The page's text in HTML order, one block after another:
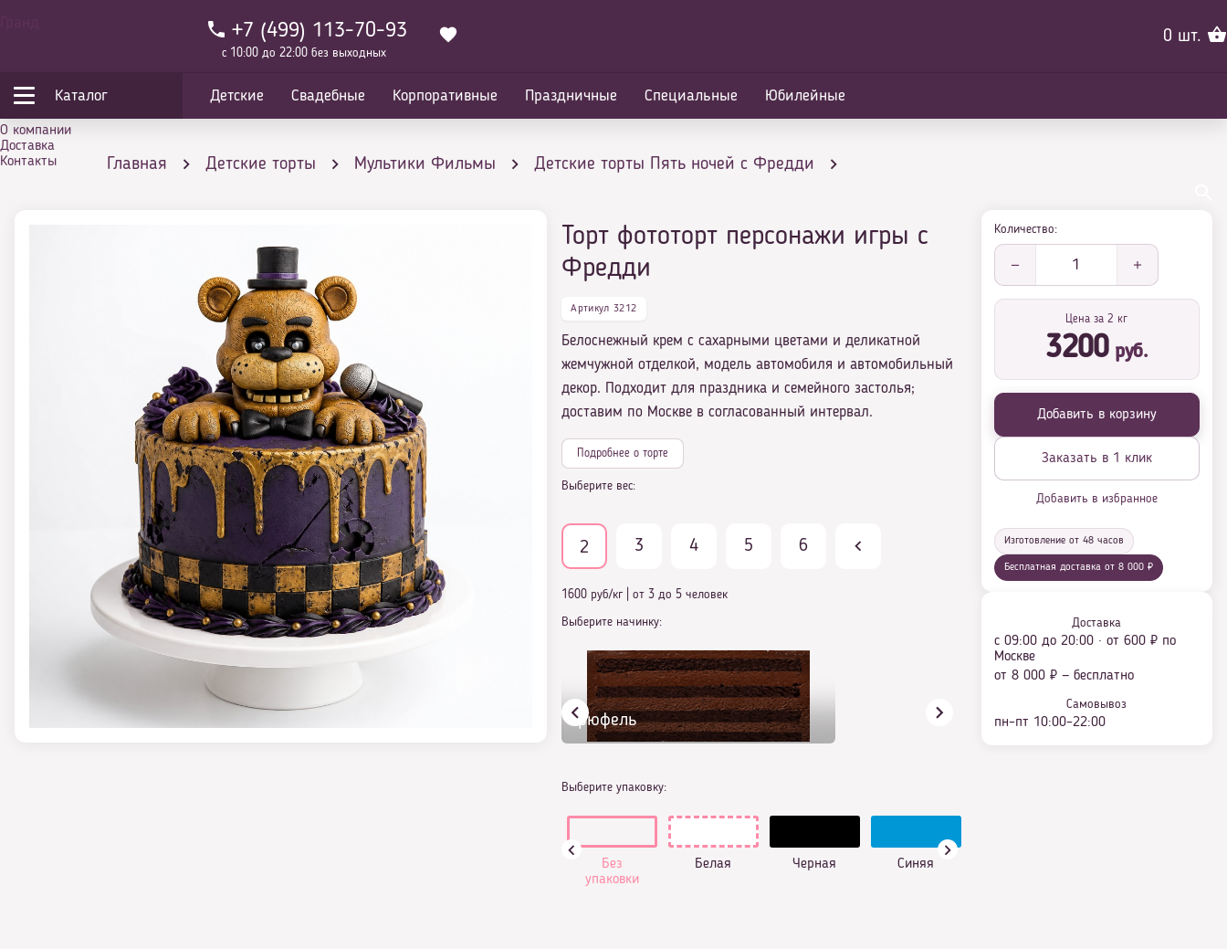
+7 (499) 113-70-93
с 10:00 до 22:00 без выходных
0 шт.
Каталог Детские Свадебные Корпоративные Праздничные Специальные Юбилейные
О компании
Доставка
Контакты
Главная Детские торты Мультики Фильмы Детские торты Пять ночей с Фредди
Торт фототорт персонажи игры с Фредди
Торт фототорт персонажи игры с
Фредди
Артикул 3212
Белоснежный крем с сахарными цветами и деликатной
жемчужной отделкой, модель автомобиля и автомобильный
декор. Подходит для праздника и семейного застолья;
доставим по Москве в согласованный интервал.
Подробнее о торте
Выберите вес:
2 3 4 5 6
1600 руб/кг |от 3 до 5 человек
Выберите начинку:
Трюфель
Выберите упаковку:
Без
упаковки
Белая Черная Синяя
Количество:
1
Цена за 2 кг
3200руб.
Добавить в корзину
Заказать в 1 клик
Добавить в избранное
Изготовление от 48 часов
Бесплатная доставка от 8 000 ₽
Доставка
с 09:00 до 20:00 · от 600 ₽ по
Москве
от 8 000 ₽ — бесплатно
Самовывоз
пн–пт 10:00–22:00